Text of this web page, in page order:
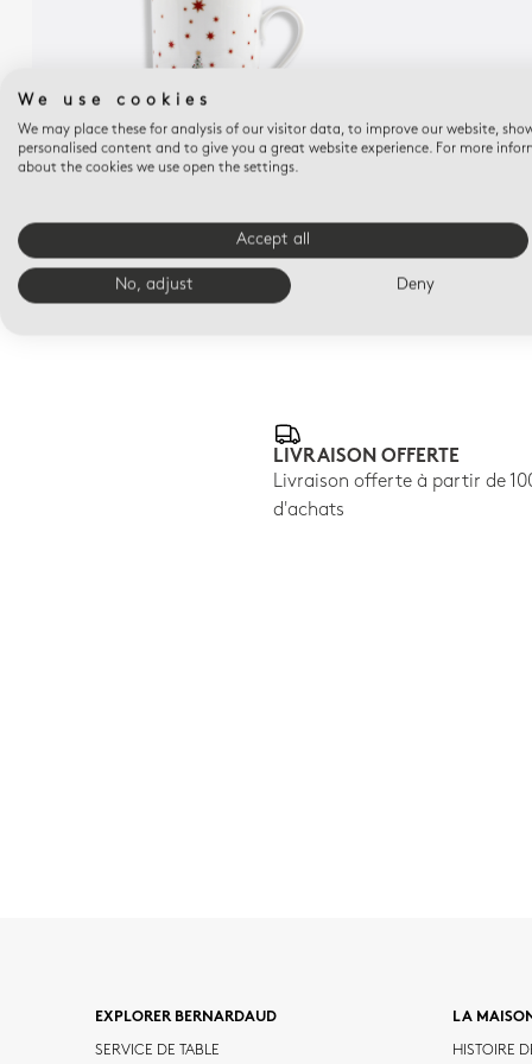
$170
LIVRAISON OFFERTE
Livraison offerte à partir de
d'achats
EXPLORER BERNARDAUD
SERVICE DE TABLE
LA
HISTOIRE
We use cookies
We may place these for analysis of our visitor data, to improve our website,
personalised content and to give you a great website experience. For more
about the cookies we use open the settings.
Accept all
No, adjust Deny